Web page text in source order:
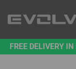
ПРОДУКЦИЯ
FREE DELIVERY